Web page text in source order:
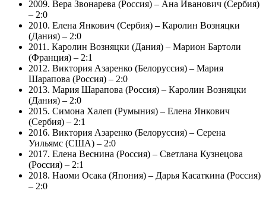
2009. Вера Звонарева (Россия) – Ана Иванович (Сербия)
– 2:0
2010. Елена Янкович (Сербия) – Каролин Возняцки
(Дания) – 2:0
2011. Каролин Возняцки (Дания) – Марион Бартоли
(Франция) – 2:1
2012. Виктория Азаренко (Белоруссия) – Мария
Шарапова (Россия) – 2:0
2013. Мария Шарапова (Россия) – Каролин Возняцки
(Дания) – 2:0
2015. Симона Халеп (Румыния) – Елена Янкович
(Сербия) – 2:1
2016. Виктория Азаренко (Белоруссия) – Серена
Уильямс (США) – 2:0
2017. Елена Веснина (Россия) – Светлана Кузнецова
(Россия) – 2:1
2018. Наоми Осака (Япония) – Дарья Касаткина (Россия)
– 2:0